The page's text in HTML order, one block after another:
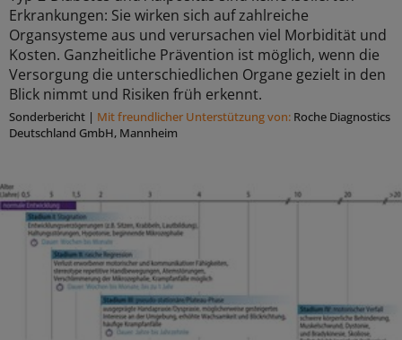
Erkrankungen: Sie wirken sich auf zahlreiche
Organsysteme aus und verursachen viel Morbidität und
Kosten. Ganzheitliche Prävention ist möglich, wenn die
Versorgung die unterschiedlichen Organe gezielt in den
Blick nimmt und Risiken früh erkennt.
Sonderbericht | Mit freundlicher Unterstützung von: Roche Diagnostics
Deutschland GmbH, Mannheim